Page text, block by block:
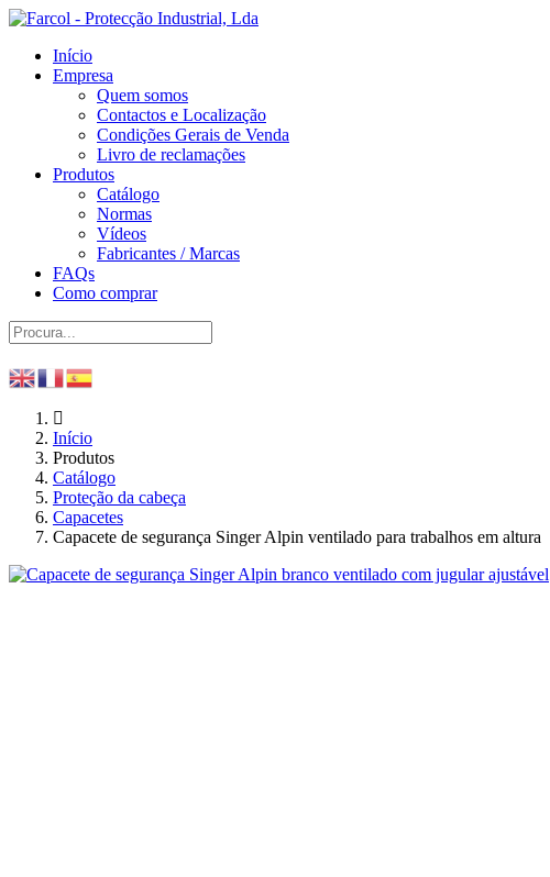
Início
Empresa
Quem somos
Contactos e Localização
Condições Gerais de Venda
Livro de reclamações
Produtos
Catálogo
Normas
Vídeos
Fabricantes / Marcas
FAQs
Como comprar
Início
Produtos
Catálogo
Proteção da cabeça
Capacetes
Capacete de segurança Singer Alpin ventilado para trabalhos em altura